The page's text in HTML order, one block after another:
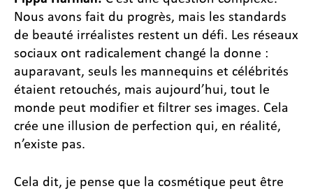
Nous avons fait du progrès, mais les standards
de beauté irréalistes restent un défi. Les réseaux
sociaux ont radicalement changé la donne :
auparavant, seuls les mannequins et célébrités
étaient retouchés, mais aujourd’hui, tout le
monde peut modifier et filtrer ses images. Cela
crée une illusion de perfection qui, en réalité,
n’existe pas.
Cela dit, je pense que la cosmétique peut être